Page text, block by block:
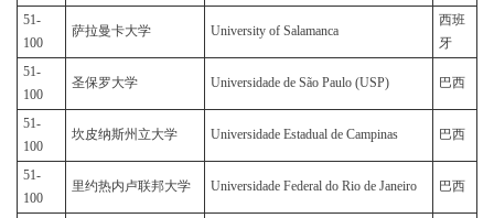
51-
100
萨拉曼卡大学 University of Salamanca
西班
牙
51-
100
圣保罗大学 Universidade de São Paulo (USP) 巴西
51-
100
坎皮纳斯州立大学 Universidade Estadual de Campinas 巴西
51-
100
里约热内卢联邦大学 Universidade Federal do Rio de Janeiro 巴西